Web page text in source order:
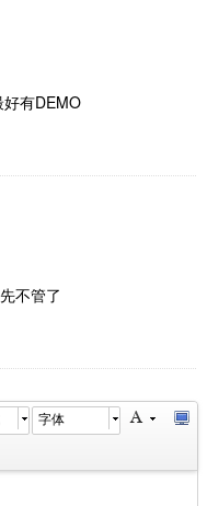
有DEMO
不管了
字体